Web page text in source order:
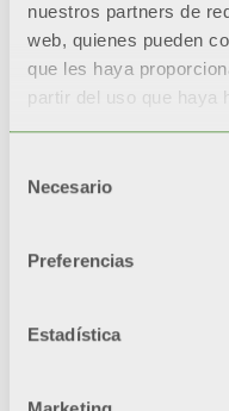
nuestros partners de
web, quienes pueden
que les haya
partir del uso que haya
Necesario
Preferencias
Estadística
ECOOL ED
Modelos: